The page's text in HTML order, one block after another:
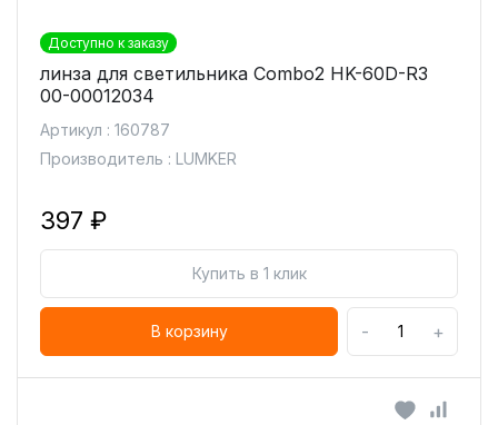
Доступно к заказу
линза для светильника Combo2 HK-60D-R3
00-00012034
Артикул : 160787
Производитель : LUMKER
397 ₽
Купить в 1 клик
В корзину - +